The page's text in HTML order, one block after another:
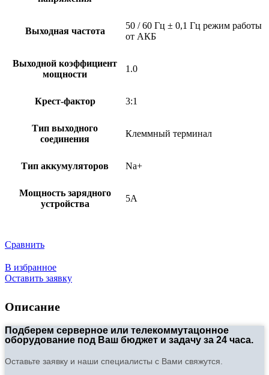
Выходная частота
50 / 60 Гц ± 0,1 Гц режим работы
от АКБ
Выходной коэффициент
мощности
1.0
Крест-фактор 3:1
Тип выходного
соединения
Клеммный терминал
Тип аккумуляторов Na+
Мощность зарядного
устройства
5A
Сравнить
В избранное
Оставить заявку
Описание
Подберем серверное или телекоммутацонное
оборудование под Ваш бюджет и задачу за 24 часа.
Оставьте заявку и наши специалисты с Вами свяжутся.